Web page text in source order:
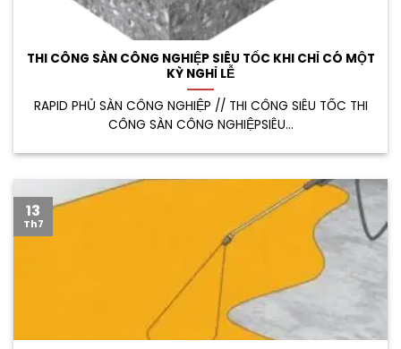
THI CÔNG SÀN CÔNG NGHIỆP SIÊU TỐC KHI CHỈ CÓ MỘT
KỲ NGHỈ LỄ
RAPID PHỦ SÀN CÔNG NGHIỆP // THI CÔNG SIÊU TỐC THI
CÔNG SÀN CÔNG NGHIỆPSIÊU...
13
Th7